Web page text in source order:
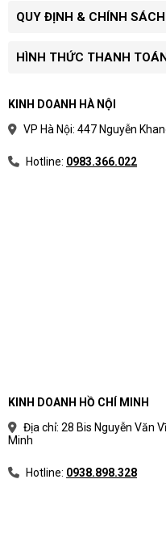
QUY ĐỊNH & CHÍNH SÁCH
HÌNH THỨC THANH
KINH DOANH HÀ NỘI
VP Hà Nội: 447 Nguyễn
Hotline: 0983.366.022
KINH DOANH HỒ CHÍ MINH
Địa chỉ: 28 Bis Nguyễn Văn
Minh
Hotline: 0938.898.328